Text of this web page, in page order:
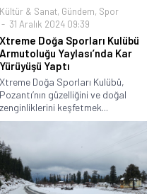
Kültür & Sanat, Gündem, Spor
31 Aralık 2024 09:39
Xtreme Doğa Sporları Kulübü
Armutoluğu Yaylası’nda Kar
Yürüyüşü Yaptı
Xtreme Doğa Sporları Kulübü,
Pozantı’nın güzelliğini ve doğal
zenginliklerini keşfetmek...